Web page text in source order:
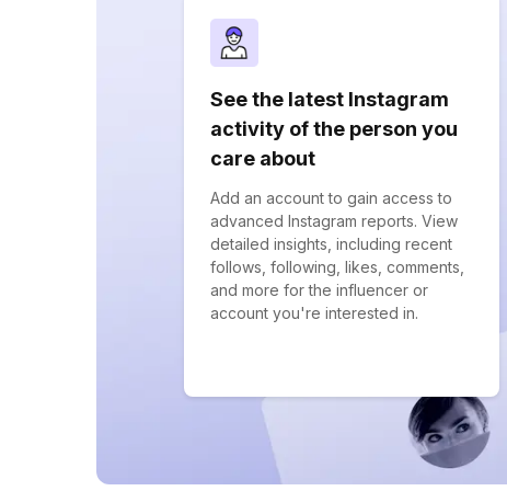
See the latest Instagram
activity of the person you
care about
Add an account to gain access to
advanced Instagram reports. View
detailed insights, including recent
follows, following, likes, comments,
and more for the influencer or
account you're interested in.